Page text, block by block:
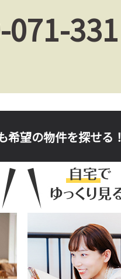
071-331
希望の物件を探せる！